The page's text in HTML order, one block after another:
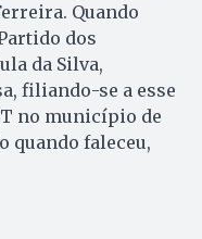
Quando
dos
da Silva,
filiando-se a esse
no município de
quando faleceu,